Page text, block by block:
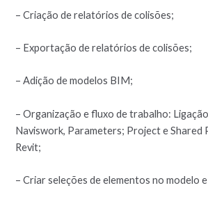
– Criação de relatórios de colisões;
– Exportação de relatórios de colisões;
– Adição de modelos BIM;
– Organização e fluxo de trabalho:
Naviswork, Parameters; Project e Shared
Revit;
– Criar seleções de elementos no modelo